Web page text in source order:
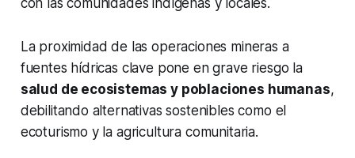
La proximidad de las operaciones mineras a
fuentes hídricas clave pone en grave riesgo la
salud de ecosistemas y poblaciones humanas,
debilitando alternativas sostenibles como el
ecoturismo y la agricultura comunitaria.